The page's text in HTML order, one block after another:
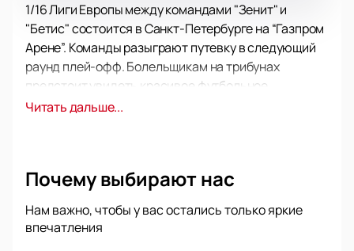
1/16 Лиги Европы между командами "Зенит" и
"Бетис" состоится в Санкт-Петербурге на “Газпром
Арене”. Команды разыграют путевку в следующий
раунд плей-офф. Болельщикам на трибунах
предстоит увидеть красивое футбольное
представление, с участием лучших спортсменов
У коллективов практически не было очных схваток.
составы встречались только один раз – в
товарищеском матче 2015 года, где победу
Читать дальше...
Почему выбирают нас
Нам важно, чтобы у вас остались только яркие
впечатления